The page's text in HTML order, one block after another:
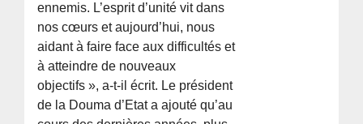
ennemis. L’esprit d’unité vit dans
nos cœurs et aujourd’hui, nous
aidant à faire face aux difficultés et
à atteindre de nouveaux
objectifs », a-t-il écrit. Le président
de la Douma d’Etat a ajouté qu’au